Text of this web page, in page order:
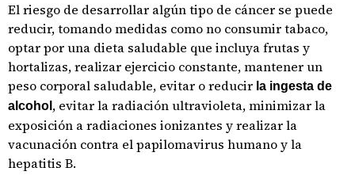
El riesgo de desarrollar algún tipo de cáncer se puede
reducir, tomando medidas como no consumir tabaco,
optar por una dieta saludable que incluya frutas y
hortalizas, realizar ejercicio constante, mantener un
peso corporal saludable, evitar o reducir la ingesta de
alcohol , evitar la radiación ultravioleta, minimizar la
exposición a radiaciones ionizantes y realizar la
vacunación contra el papilomavirus humano y la
hepatitis B.